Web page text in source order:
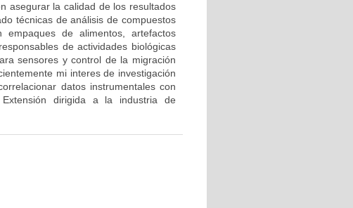
asegurar la calidad de los resultados
técnicas de análisis de compuestos
de alimentos, artefactos
de actividades biológicas
sensores y control de la migración
mi interes de investigación
datos instrumentales con
dirigida a la industria de